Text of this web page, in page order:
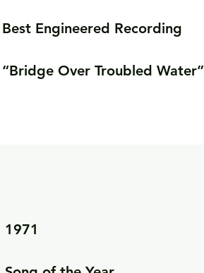
Best Engineered Recording
“Bridge Over Troubled Water”
1971